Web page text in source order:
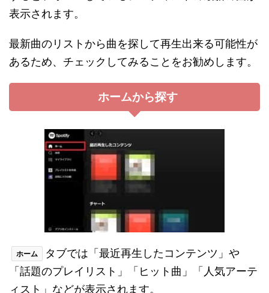
表示されます。
最新曲のリストから曲を探して再生出来る可能性が
あるため、チェックしてみることをお勧めします。
ホームから探す
ホーム
タブでは「最近再生したコンテンツ」や
「話題のプレイリスト」「ヒット曲」「人気アーテ
ィスト」などが表示されます。